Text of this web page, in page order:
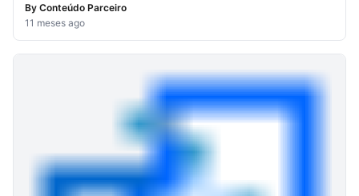
By Conteúdo Parceiro
11 meses ago